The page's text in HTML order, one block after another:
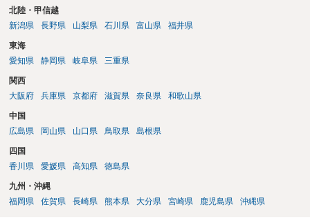
北陸・甲信越
新潟県
長野県 山梨県 石川県 富山県 福井県
東海
愛知県
静岡県 岐阜県 三重県
関西
大阪府
兵庫県 京都府 滋賀県 奈良県 和歌山県
中国
広島県
岡山県 山口県 鳥取県 島根県
四国
香川県
愛媛県 高知県 徳島県
九州・沖縄
福岡県
佐賀県 長崎県 熊本県 大分県 宮崎県 鹿児島県 沖縄県